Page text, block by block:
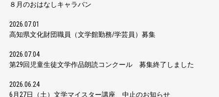
８月のおはなしキャラバン
2026.07.01
高知県文化財団職員（文学館勤務/学芸員）募集
2026.07.04
第29回児童生徒文学作品朗読コンクール 募集終了しました
2026.06.24
6月27日（土）文学マイスター講座 中止のお知らせ